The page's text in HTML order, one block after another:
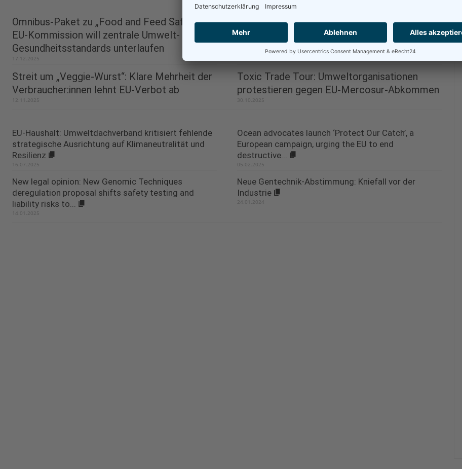
Omnibus-Paket zu „Food and Feed Safety“:
EU-Kommission will zentrale Umwelt- und
Gesundheitsstandards unterlaufen
17.12.2025
EU-Klimaziel 2040 im EU-Parlament: Ein
Schritt vorwärts – aber hinkend kommt man
Streit um „Veggie-Wurst“: Klare Mehrheit der
Verbraucher:innen lehnt EU-Verbot ab
12.11.2025
Toxic Trade Tour: Umweltorganisationen
protestieren gegen EU-Mercosur-Abkommen
30.10.2025
EU-Haushalt: Umweltdachverband kritisiert fehlende
strategische Ausrichtung auf Klimaneutralität und
Resilienz
16.07.2025
Ocean advocates launch ‘Protect Our Catch’, a
European campaign, urging the EU to end
destructive...
05.02.2025
New legal opinion: New Genomic Techniques
deregulation proposal shifts safety testing and
liability risks to...
14.01.2025
Neue Gentechnik-Abstimmung: Kniefall vor der
Industrie
24.01.2024